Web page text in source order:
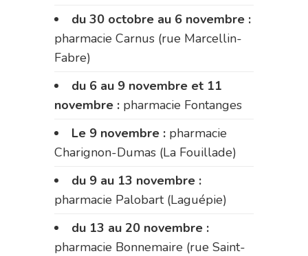
du 30 octobre au 6 novembre :
pharmacie Carnus (rue Marcellin-
Fabre)
du 6 au 9 novembre et 11
novembre : pharmacie Fontanges
Le 9 novembre : pharmacie
Charignon-Dumas (La Fouillade)
du 9 au 13 novembre :
pharmacie Palobart (Laguépie)
du 13 au 20 novembre :
pharmacie Bonnemaire (rue Saint-